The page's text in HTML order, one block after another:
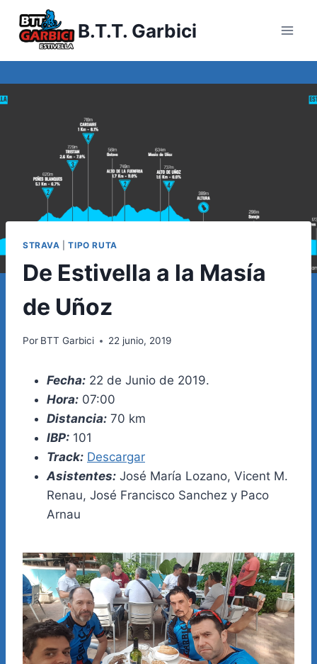
contenido
B.T.T. Garbici
STRAVA |TIPO RUTA
De Estivella a la Masía
de Uñoz
Por BTT Garbici 22 junio, 2019
Fecha: 22 de Junio de 2019.
Hora: 07:00
Distancia: 70 km
IBP: 101
Track: Descargar
Asistentes: José María Lozano, Vicent M.
Renau, José Francisco Sanchez y Paco
Arnau